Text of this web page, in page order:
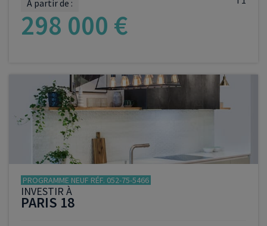
À partir de :
298 000 €
VOIR LE PROGRAMME
PROGRAMME NEUF RÉF. 052-75-5466
INVESTIR À
PARIS 18